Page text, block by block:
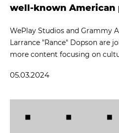
well-known
WePlay Studios and Grammy
Larrance "Rance" Dopson are
more content focusing on
05.03.2024